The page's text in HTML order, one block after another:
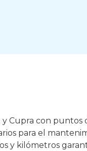
Cupra con
para el
y kilómetros